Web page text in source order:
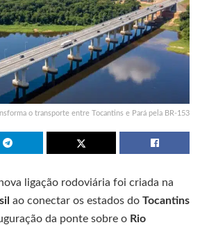
o transporte entre Tocantins e Pará pela BR-153
ligação rodoviária foi criada na
ao conectar os estados do Tocantins
da ponte sobre o Rio